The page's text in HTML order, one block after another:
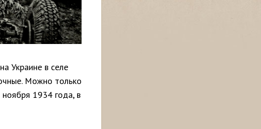
Украине в селе
Можно только
1934 года, в